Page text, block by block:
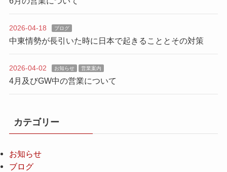
2026-04-18 ブログ
中東情勢が長引いた時に日本で起きることとその対策
2026-04-02 お知らせ 営業案内
4月及びGW中の営業について
カテゴリー
お知らせ
ブログ